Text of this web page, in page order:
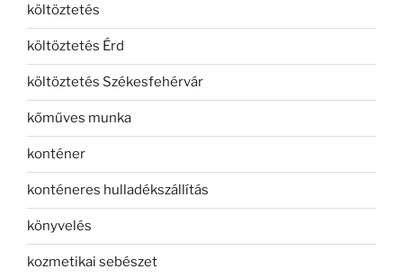
költöztetés
költöztetés Érd
költöztetés Székesfehérvár
kőműves munka
konténer
konténeres hulladékszállítás
könyvelés
kozmetikai sebészet